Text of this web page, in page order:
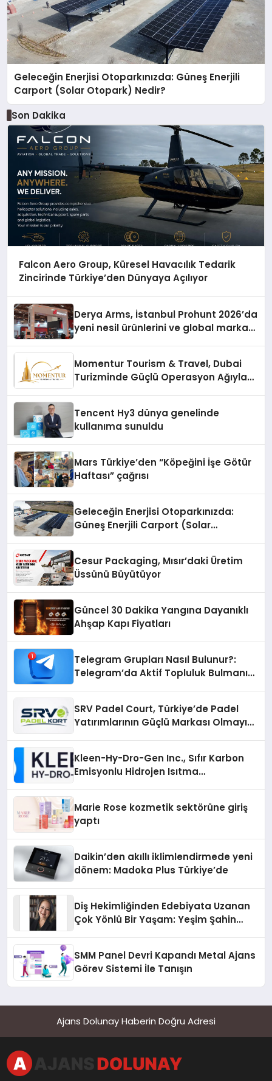
Geleceğin Enerjisi Otoparkınızda: Güneş Enerjili
Carport (Solar Otopark) Nedir?
Son Dakika
Falcon Aero Group, Küresel Havacılık Tedarik
Zincirinde Türkiye’den Dünyaya Açılıyor
Derya Arms, İstanbul Prohunt 2026’da
yeni nesil ürünlerini ve global marka
Momentur Tourism & Travel, Dubai
Turizminde Güçlü Operasyon Ağıyla
Tencent Hy3 dünya genelinde
kullanıma sunuldu
Mars Türkiye’den “Köpeğini İşe Götür
Haftası” çağrısı
Geleceğin Enerjisi Otoparkınızda:
Güneş Enerjili Carport (Solar
Cesur Packaging, Mısır’daki Üretim
Üssünü Büyütüyor
Güncel 30 Dakika Yangına Dayanıklı
Ahşap Kapı Fiyatları
Telegram Grupları Nasıl Bulunur?:
Telegram’da Aktif Topluluk Bulmanın
SRV Padel Court, Türkiye’de Padel
Yatırımlarının Güçlü Markası Olmayı
Kleen-Hy-Dro-Gen Inc., Sıfır Karbon
Emisyonlu Hidrojen Isıtma
Marie Rose kozmetik sektörüne giriş
yaptı
Daikin’den akıllı iklimlendirmede yeni
dönem: Madoka Plus Türkiye’de
Diş Hekimliğinden Edebiyata Uzanan
Çok Yönlü Bir Yaşam: Yeşim Şahin
SMM Panel Devri Kapandı Metal Ajans
Görev Sistemi İle Tanışın
Ajans Dolunay Haberin Doğru Adresi